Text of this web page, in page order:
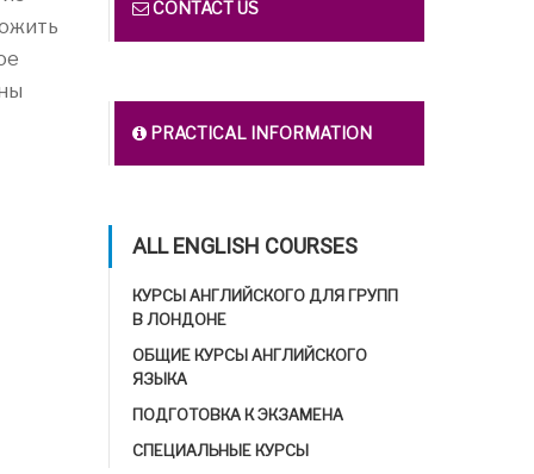
CONTACT US
PRACTICAL INFORMATION
ALL ENGLISH COURSES
КУРСЫ АНГЛИЙСКОГО ДЛЯ ГРУПП
В ЛОНДОНЕ
ОБЩИЕ КУРСЫ АНГЛИЙСКОГО
ЯЗЫКА
ПОДГОТОВКА К ЭКЗАМЕНА
СПЕЦИАЛЬНЫЕ КУРСЫ